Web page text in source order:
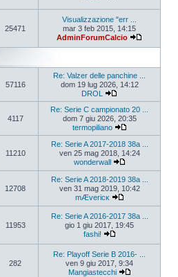
25471
Visualizzazione "err ...
mar 3 feb 2015, 14:15
AdminForumCalcio
57116
Re: Valzer delle panchine ...
dom 19 lug 2026, 14:12
DROL
4117
Re: Serie C campionato 20 ...
dom 7 giu 2026, 20:35
termopiliano
11210
Re: Serie A 2017-2018 38a ...
ven 25 mag 2018, 14:24
wonderwall
12708
Re: Serie A 2018-2019 38a ...
ven 31 mag 2019, 10:42
mÆvericĸ
11953
Re: Serie A 2016-2017 38a ...
gio 1 giu 2017, 19:45
fashi!
282
Re: Playoff Serie B 2016- ...
ven 9 giu 2017, 9:34
Mangiastecchi